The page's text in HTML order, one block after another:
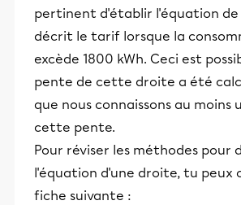
pertinent d'établir l'équation
décrit le tarif lorsque la
excède 1800 kWh. Ceci est
pente de cette droite a été
que nous connaissons au moins
cette pente.
Pour réviser les méthodes pour
l'équation d'une droite, tu peux
fiche suivante :